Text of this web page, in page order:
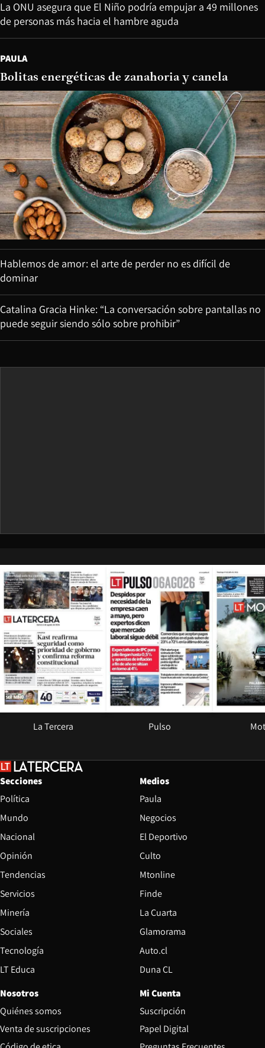
La ONU asegura que El Niño podría empujar a 49 millones
de personas más hacia el hambre aguda
PAULA
Bolitas energéticas de zanahoria y canela
Hablemos de amor: el arte de perder no es difícil de
dominar
Catalina Gracia Hinke: “La conversación sobre pantallas no
puede seguir siendo sólo sobre prohibir”
Opens in new window
La Tercera
Opens in
Pulso
Secciones
Política
Mundo
Nacional
Opinión
Tendencias
Servicios
Minería
Sociales
Tecnología
LT Educa
Medios
Paula
Negocios
El Deportivo
Culto
Mtonline
Finde
La Cuarta
Glamorama
Auto.cl
Duna CL
Nosotros
Quiénes somos
Venta de suscripciones
Mi Cuenta
Suscripción
Papel Digital